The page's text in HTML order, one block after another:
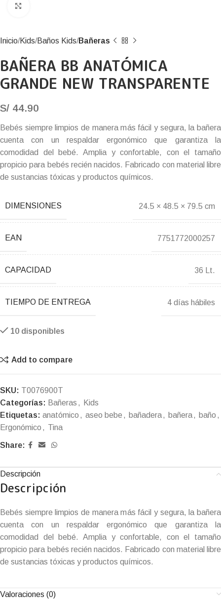
Inicio Kids Baños Kids Bañeras
BAÑERA BB ANATÓMICA
GRANDE NEW TRANSPARENTE
S/ 44.90
Bebés siempre limpios de manera más fácil y segura, la bañera
cuenta con un respaldar ergonómico que garantiza la
comodidad del bebé. Amplia y confortable, con el tamaño
propicio para bebés recién nacidos. Fabricado con material libre
de sustancias tóxicas y productos químicos.
DIMENSIONES 24.5 × 48.5 × 79.5 cm
EAN 7751772000257
CAPACIDAD 36 Lt.
TIEMPO DE ENTREGA 4 días hábiles
10 disponibles
Add to compare
SKU: T0076900T
Categorías: Bañeras ,
Kids
Etiquetas: anatómico , aseo bebe , bañadera, bañera, baño ,
Ergonómico , Tina
Share:
Descripción
Descripción
Bebés siempre limpios de manera más fácil y segura, la bañera
cuenta con un respaldar ergonómico que garantiza la
comodidad del bebé. Amplia y confortable, con el tamaño
propicio para bebés recién nacidos. Fabricado con material libre
de sustancias tóxicas y productos químicos.
Valoraciones (0)